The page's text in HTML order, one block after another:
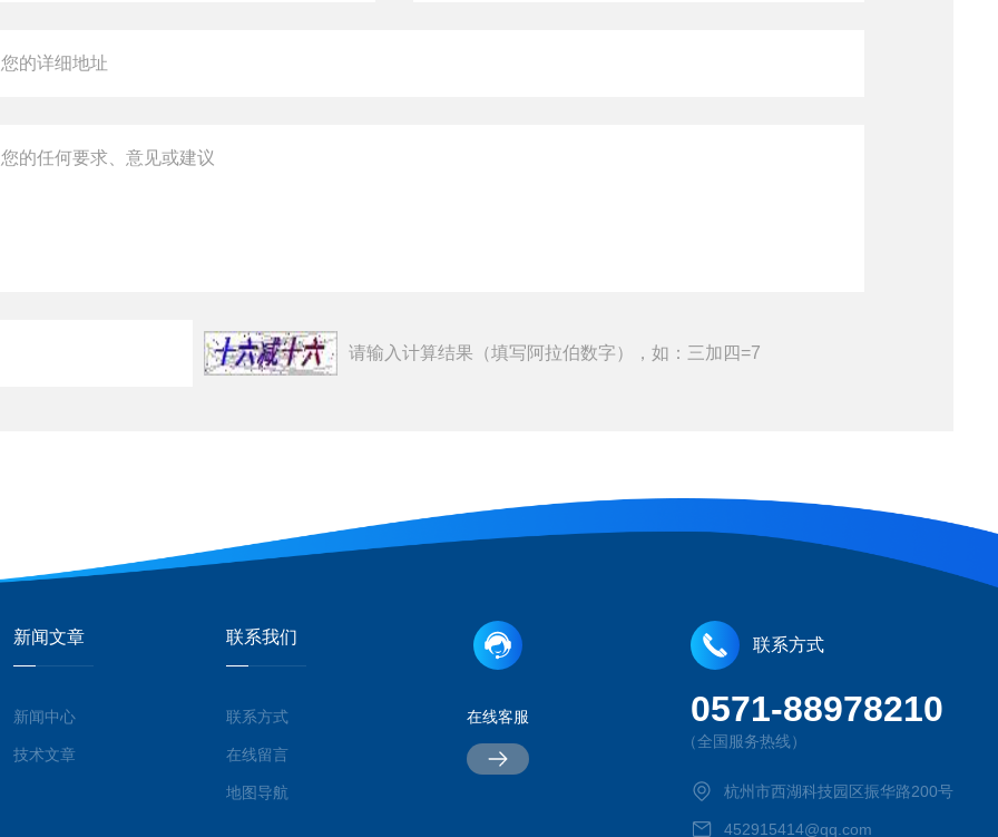
请输入计算结果（填写阿拉伯数字），如：三加四=7
新闻文章
新闻中心
技术文章
联系我们
联系方式
在线留言
地图导航
在线客服
联系方式
0571-88978210
（全国服务热线）
杭州市西湖科技园区振华路200号
452915414@qq.com